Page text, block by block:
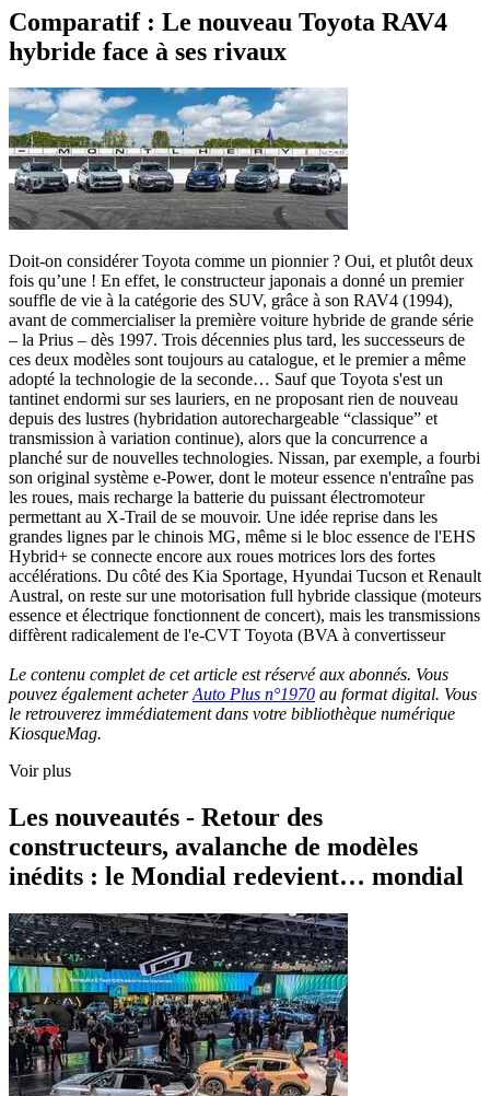
Comparatif : Le nouveau Toyota RAV4
hybride face à ses rivaux
Doit-on considérer Toyota comme un pionnier ? Oui, et plutôt deux
fois qu’une ! En effet, le constructeur japonais a donné un premier
souffle de vie à la catégorie des SUV, grâce à son RAV4 (1994),
avant de commercialiser la première voiture hybride de grande série
– la Prius – dès 1997. Trois décennies plus tard, les successeurs de
ces deux modèles sont toujours au catalogue, et le premier a même
adopté la technologie de la seconde… Sauf que Toyota s'est un
tantinet endormi sur ses lauriers, en ne proposant rien de nouveau
depuis des lustres (hybridation autorechargeable “classique” et
transmission à variation continue), alors que la concurrence a
planché sur de nouvelles technologies. Nissan, par exemple, a fourbi
son original système e-Power, dont le moteur essence n'entraîne pas
les roues, mais recharge la batterie du puissant électromoteur
permettant au X-Trail de se mouvoir. Une idée reprise dans les
grandes lignes par le chinois MG, même si le bloc essence de l'EHS
Hybrid+ se connecte encore aux roues motrices lors des fortes
accélérations. Du côté des Kia Sportage, Hyundai Tucson et Renault
Austral, on reste sur une motorisation full hybride classique (moteurs
essence et électrique fonctionnent de concert), mais les transmissions
diffèrent radicalement de l'e-CVT Toyota (BVA à convertisseur
Le contenu complet de cet article est réservé aux abonnés. Vous
pouvez également acheterAuto Plus n°1970 au format digital. Vous
le retrouverez immédiatement dans votre bibliothèque numérique
KiosqueMag.
Voir plus
Les nouveautés - Retour des
constructeurs, avalanche de modèles
inédits : le Mondial redevient… mondial